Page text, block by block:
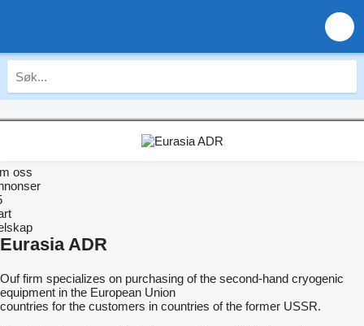
oss
Eurasia ADR
Ouf firm specializes on purchasing of the second-hand cryogenic
equipment in the European Union
countries for the customers in countries of the former USSR.